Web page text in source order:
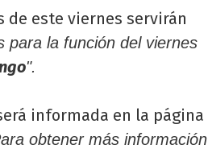
de este viernes servirán
para la función del viernes
".
informada en la página
obtener más información